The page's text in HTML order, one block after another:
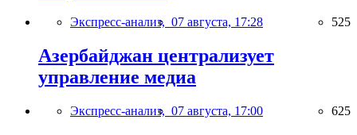
Экспресс-анализ, 07 августа, 17:28 525
Азербайджан централизует
управление медиа
Экспресс-анализ, 07 августа, 17:00 625